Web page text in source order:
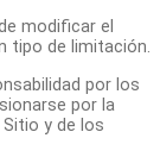
modificar el
tipo de limitación.
por los
por la
y de los